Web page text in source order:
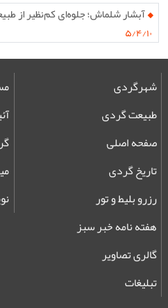
آبشار شلماش؛ جلوه‌ای کم‌نظیر از
۵/۴/۱۰
شهرگردی
طبیعت گردی
صفحه اصلی
تاریخ گردی
رزرو بلیط و تور
هفته نامه خبر سبز
گالری تصاویر
تبلیغات